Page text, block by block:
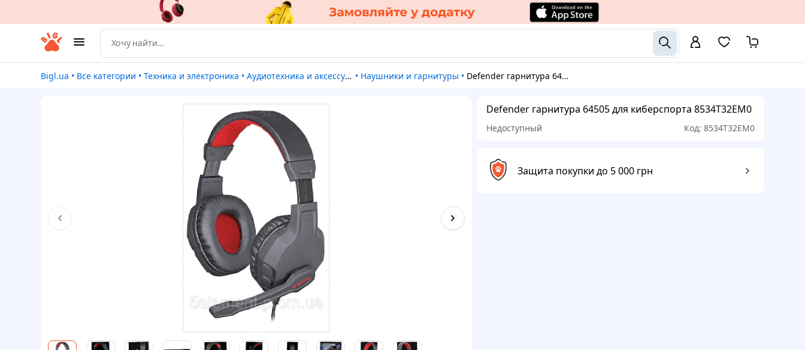
Bigl.ua • Все категории • Техника и электроника • Аудиотехника и аксессуары • Наушники и гарнитуры • Defender гарнитура 64505 для киберспорта 8534T32EM0
Defender гарнитура 64505 для киберспорта 8534T32EM0
Недоступный Код: 8534T32EM0
Защита покупки до 5 000 грн